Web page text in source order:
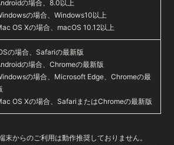
の場合、8.0以上
の場合、Windows10以上
OS Xの場合、macOS 10.12以上
の場合、Safariの最新版
の場合、Chromeの最新版
の場合、Microsoft Edge、Chromeの最
OS Xの場合、SafariまたはChromeの最新版
末からのご利用は動作推奨しておりません。